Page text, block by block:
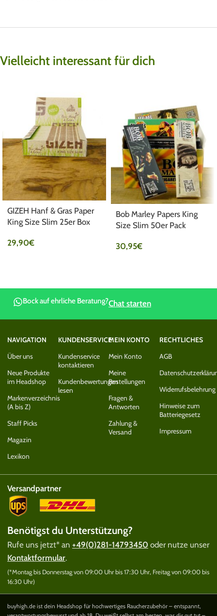
Vielleicht interessant für dich
GIZEH Hanf & Gras Paper
King Size Slim 25er Box
29,90€
Bob Marley Papers King
Size Slim 50er Pack
30,95€
Bock auf ehrliche Beratung?Chat starten
NAVIGATION
Über uns
Neue Produkte
im Headshop
Markenverzeichnis
(A bis Z)
Staff Picks
Magazin
Lexikon
KUNDENSERVICE
Kundenservice
kontaktieren
Kundenbewertungen
lesen
MEIN KONTO
Mein Konto
Meine
Bestellungen
Fragen &
Antworten
Zahlung &
Versand
RECHTLICHES
AGB
Widerrufsbelehrung
Hinweise zum
Batteriegesetz
Impressum
Versandpartner
Benötigst du Unterstützung?
Rufe uns jetzt* an +49(0)281-14793450 oder nutze unser
Kontaktformular.
(*Montag bis Donnerstag von 09:00 Uhr bis 17:30 Uhr, Freitag von 09:00 bis
16:30 Uhr)
buyhigh.de ist dein Headshop für hochwertiges Raucherzubehör – entspannt,